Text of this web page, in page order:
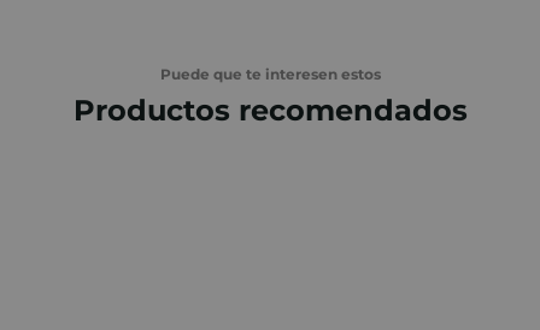
Puede que te interesen estos
Productos recomendados